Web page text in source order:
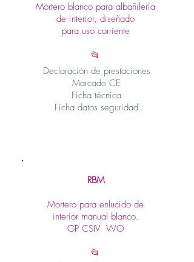
Mortero blanco para albañilería
de interior, diseñado
para uso corriente
📂
Declaración de prestaciones
Marcado CE
Ficha técnica
Ficha datos seguridad
RBM
Mortero para enlucido de
interior manual blanco.
GP CSIV WO
📂